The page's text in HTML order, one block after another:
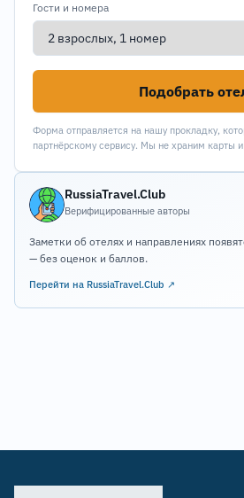
Гости и номера
Подобрать
Форма отправляется на нашу прокладку,
партнёрскому сервису. Мы не храним карты
RussiaTravel.Club
Верифицированные авторы
Заметки об отелях и направлениях
— без оценок и баллов.
Перейти на RussiaTravel.Club ↗